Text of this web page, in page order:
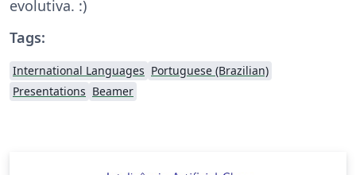
evolutiva. :)
Tags:
International Languages Portuguese (Brazilian)
Presentations Beamer